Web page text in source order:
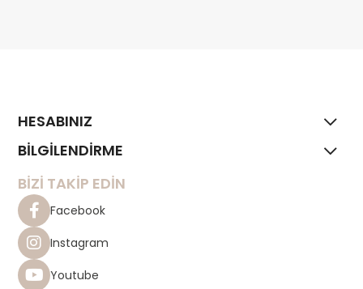
HESABINIZ
BİLGİLENDİRME
BİZİ TAKİP EDİN
Facebook
Instagram
Youtube